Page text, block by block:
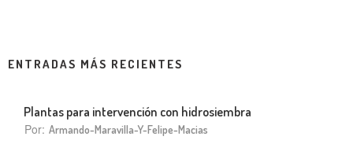
ENTRADAS MÁS RECIENTES
Plantas para intervención con hidrosiembra
Por: Armando-Maravilla-Y-Felipe-Macias